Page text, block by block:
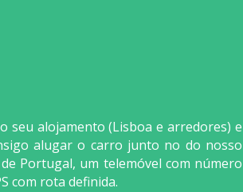
seu alojamento (Lisboa e arredores) e
alugar o carro junto no do nosso
Portugal, um telemóvel com número
com rota definida.